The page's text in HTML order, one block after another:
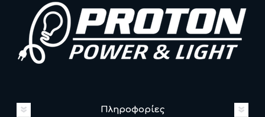
Πληροφορίες